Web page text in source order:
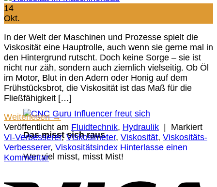
Das misst sich raus
Wer viel misst, misst Mist!
14
Okt.
In der Welt der Maschinen und Prozesse spielt die
Viskosität eine Hauptrolle, auch wenn sie gerne mal in
den Hintergrund rutscht. Doch keine Sorge – sie ist
nicht nur zäh, sondern auch ziemlich vielseitig. Ob Öl
im Motor, Blut in den Adern oder Honig auf dem
Frühstücksbrot, die Viskosität ist das Maß für die
Fließfähigkeit […]
Weiterlesen→
Veröffentlicht am Fluidtechnik, Hydraulik |
Markiert
VI-Verbesserer, Viskosimeter, Viskosität, Viskositäts-
Verbesserer, Viskositätsindex Hinterlasse einen
Kommentar